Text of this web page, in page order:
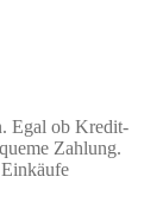
Egal ob Kredit-
Zahlung.